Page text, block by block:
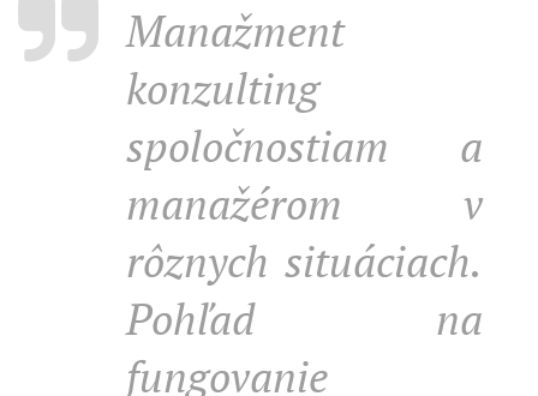
Manažment
konzulting
spoločnostiam a
manažérom v
rôznych situáciach.
Pohľad na
fungovanie